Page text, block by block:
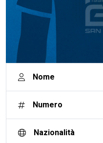
Nome
Numero
Nazionalità